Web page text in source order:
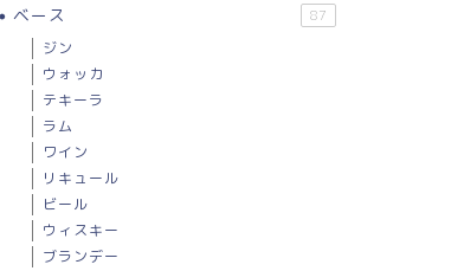
ベース 87
ジン
ウォッカ
テキーラ
ラム
ワイン
リキュール
ビール
ウィスキー
ブランデー